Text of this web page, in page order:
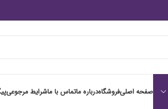
صفحه اصلیفروشگاهدرباره ماتماس با ماشرایط مرجوعی